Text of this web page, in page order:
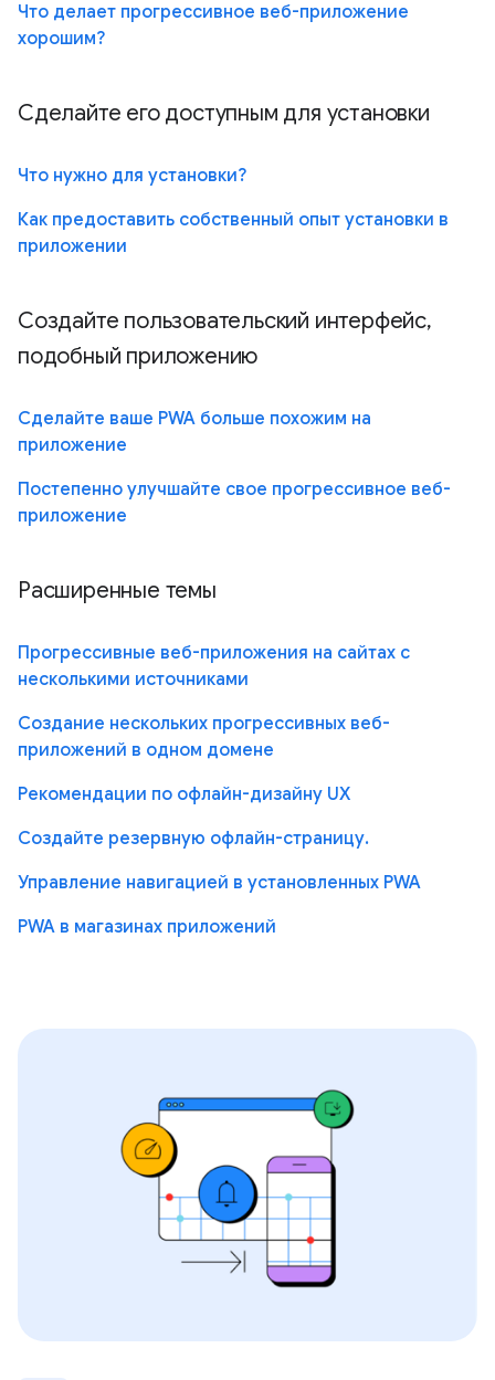
Что делает прогрессивное веб-приложение
хорошим?
Сделайте его доступным для установки
Что нужно для установки?
Как предоставить собственный опыт установки в
приложении
Создайте пользовательский интерфейс,
подобный приложению
Сделайте ваше PWA больше похожим на
приложение
Постепенно улучшайте свое прогрессивное веб-
приложение
Расширенные темы
Прогрессивные веб-приложения на сайтах с
несколькими источниками
Создание нескольких прогрессивных веб-
приложений в одном домене
Рекомендации по офлайн-дизайну UX
Создайте резервную офлайн-страницу.
Управление навигацией в установленных PWA
PWA в магазинах приложений